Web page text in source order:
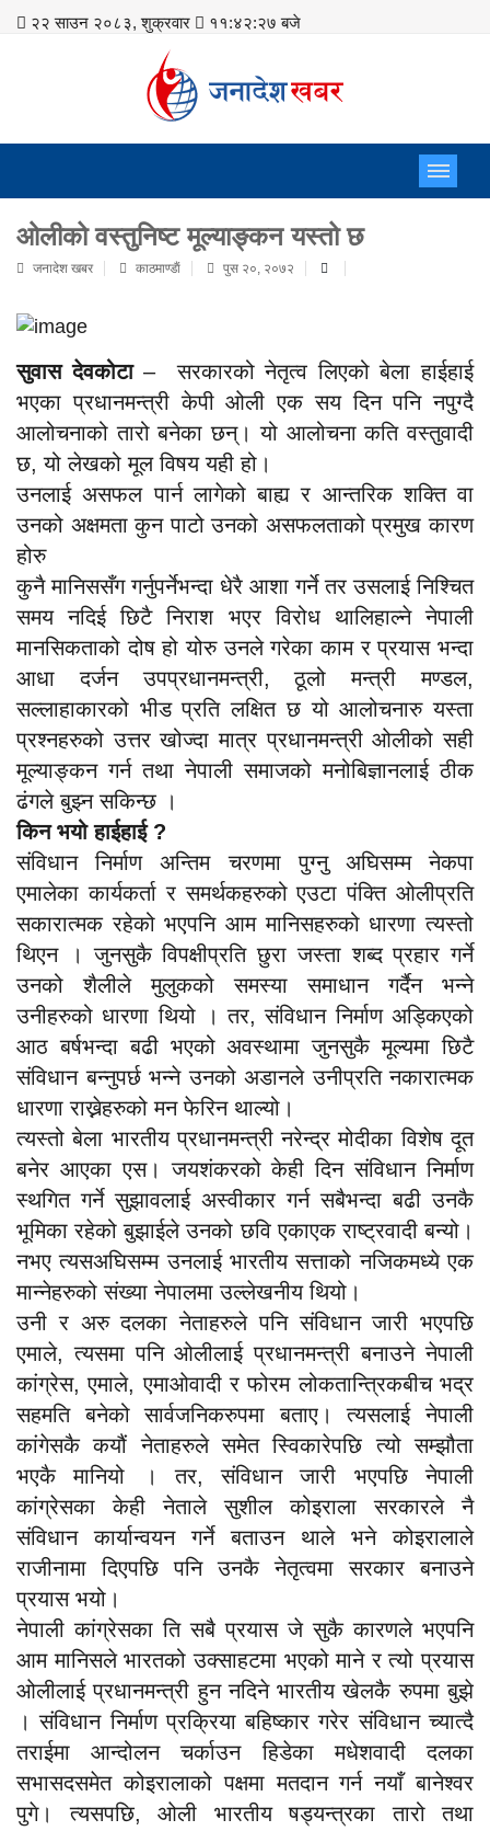
२२ साउन २०८३, शुक्रवार ११:४२:२७ बजे
ओलीको वस्तुनिष्ट मूल्याङ्कन यस्तो छ
जनादेश खबर काठमाण्डाैं पुस २०, २०७२
सुवास देवकोटा– सरकारको नेतृत्व लिएको बेला हाईहाई
भएका प्रधानमन्त्री केपी ओली एक सय दिन पनि नपुग्दै
आलोचनाको तारो बनेका छन्। यो आलोचना कति वस्तुवादी
छ, यो लेखको मूल विषय यही हो।
उनलाई असफल पार्न लागेको बाह्य र आन्तरिक शक्ति वा
उनको अक्षमता कुन पाटो उनको असफलताको प्रमुख कारण
होरु
कुनै मानिससँग गर्नुपर्नेभन्दा धेरै आशा गर्ने तर उसलाई निश्चित
समय नदिई छिटै निराश भएर विरोध थालिहाल्ने नेपाली
मानसिकताको दोष हो योरु उनले गरेका काम र प्रयास भन्दा
आधा दर्जन उपप्रधानमन्त्री, ठूलो मन्त्री मण्डल,
सल्लाहाकारको भीड प्रति लक्षित छ यो आलोचनारु यस्ता
प्रश्नहरुको उत्तर खोज्दा मात्र प्रधानमन्त्री ओलीको सही
मूल्याङ्कन गर्न तथा नेपाली समाजको मनोबिज्ञानलाई ठीक
ढंगले बुझ्न सकिन्छ ।
किन भयो हाईहाई ?
संविधान निर्माण अन्तिम चरणमा पुग्नु अघिसम्म नेकपा
एमालेका कार्यकर्ता र समर्थकहरुको एउटा पंक्ति ओलीप्रति
सकारात्मक रहेको भएपनि आम मानिसहरुको धारणा त्यस्तो
थिएन । जुनसुकै विपक्षीप्रति छुरा जस्ता शब्द प्रहार गर्ने
उनको शैलीले मुलुकको समस्या समाधान गर्दैन भन्ने
उनीहरुको धारणा थियो । तर, संविधान निर्माण अड्किएको
आठ बर्षभन्दा बढी भएको अवस्थामा जुनसुकै मूल्यमा छिटै
संविधान बन्नुपर्छ भन्ने उनको अडानले उनीप्रति नकारात्मक
धारणा राख्नेहरुको मन फेरिन थाल्यो।
त्यस्तो बेला भारतीय प्रधानमन्त्री नरेन्द्र मोदीका विशेष दूत
बनेर आएका एस। जयशंकरको केही दिन संविधान निर्माण
स्थगित गर्ने सुझावलाई अस्वीकार गर्न सबैभन्दा बढी उनकै
भूमिका रहेको बुझाईले उनको छवि एकाएक राष्ट्रवादी बन्यो।
नभए त्यसअघिसम्म उनलाई भारतीय सत्ताको नजिकमध्ये एक
मान्नेहरुको संख्या नेपालमा उल्लेखनीय थियो।
उनी र अरु दलका नेताहरुले पनि संविधान जारी भएपछि
एमाले, त्यसमा पनि ओलीलाई प्रधानमन्त्री बनाउने नेपाली
कांग्रेस, एमाले, एमाओवादी र फोरम लोकतान्त्रिकबीच भद्र
सहमति बनेको सार्वजनिकरुपमा बताए। त्यसलाई नेपाली
कांगेसकै कयौं नेताहरुले समेत स्विकारेपछि त्यो सम्झौता
भएकै मानियो । तर, संविधान जारी भएपछि नेपाली
कांग्रेसका केही नेताले सुशील कोइराला सरकारले नै
संविधान कार्यान्वयन गर्ने बताउन थाले भने कोइरालाले
राजीनामा दिएपछि पनि उनकै नेतृत्वमा सरकार बनाउने
प्रयास भयो।
नेपाली कांग्रेसका ति सबै प्रयास जे सुकै कारणले भएपनि
आम मानिसले भारतको उक्साहटमा भएको माने र त्यो प्रयास
ओलीलाई प्रधानमन्त्री हुन नदिने भारतीय खेलकै रुपमा बुझे
। संविधान निर्माण प्रक्रिया बहिष्कार गरेर संविधान च्यात्दै
तराईमा आन्दोलन चर्काउन हिडेका मधेशवादी दलका
सभासदसमेत कोइरालाको पक्षमा मतदान गर्न नयाँ बानेश्वर
पुगे। त्यसपछि, ओली भारतीय षड्यन्त्रका तारो तथा